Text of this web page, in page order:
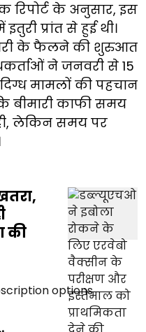
रिपोर्ट के अनुसार, इस
प्रांत से हुई थी।
के फैलने की शुरुआत
ने जनवरी से 15
मामलों की पहचान
बीमारी काफी समय
लेकिन समय पर
की